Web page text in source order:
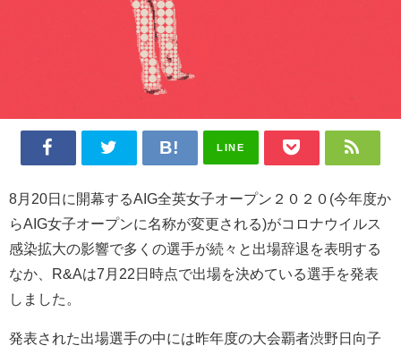
LINE
8月20日に開幕するAIG全英女子オープン２０２０(今年度か
らAIG女子オープンに名称が変更される)がコロナウイルス
感染拡大の影響で多くの選手が続々と出場辞退を表明する
なか、R&Aは7月22日時点で出場を決めている選手を発表
しました。
発表された出場選手の中には昨年度の大会覇者渋野日向子